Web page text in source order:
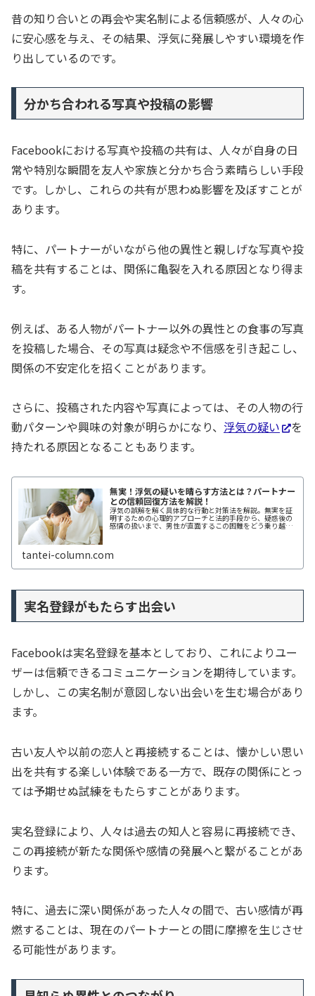
昔の知り合いとの再会や実名制による信頼感が、人々の心
に安心感を与え、その結果、浮気に発展しやすい環境を作
り出しているのです。
分かち合われる写真や投稿の影響
Facebookにおける写真や投稿の共有は、人々が自身の日
常や特別な瞬間を友人や家族と分かち合う素晴らしい手段
です。しかし、これらの共有が思わぬ影響を及ぼすことが
あります。
特に、パートナーがいながら他の異性と親しげな写真や投
稿を共有することは、関係に亀裂を入れる原因となり得ま
す。
例えば、ある人物がパートナー以外の異性との食事の写真
を投稿した場合、その写真は疑念や不信感を引き起こし、
関係の不安定化を招くことがあります。
さらに、投稿された内容や写真によっては、その人物の行
動パターンや興味の対象が明らかになり、 浮気の疑い
を
持たれる原因となることもあります。
無実！浮気の疑いを晴らす方法とは？パートナー
との信頼回復方法を解説！
浮気の誤解を解く具体的な行動と対策法を解説。無実を証
明するための心理的アプローチと法的手段から、疑惑後の
感情の扱いまで、男性が直面するこの困難をどう乗り越え
るかをサポートします。関係を修復し、信頼を再構築する
tantei-column.com
実名登録がもたらす出会い
Facebookは実名登録を基本としており、これによりユー
ザーは信頼できるコミュニケーションを期待しています。
しかし、この実名制が意図しない出会いを生む場合があり
ます。
古い友人や以前の恋人と再接続することは、懐かしい思い
出を共有する楽しい体験である一方で、既存の関係にとっ
ては予期せぬ試練をもたらすことがあります。
実名登録により、人々は過去の知人と容易に再接続でき、
この再接続が新たな関係や感情の発展へと繋がることがあ
ります。
特に、過去に深い関係があった人々の間で、古い感情が再
燃することは、現在のパートナーとの間に摩擦を生じさせ
る可能性があります。